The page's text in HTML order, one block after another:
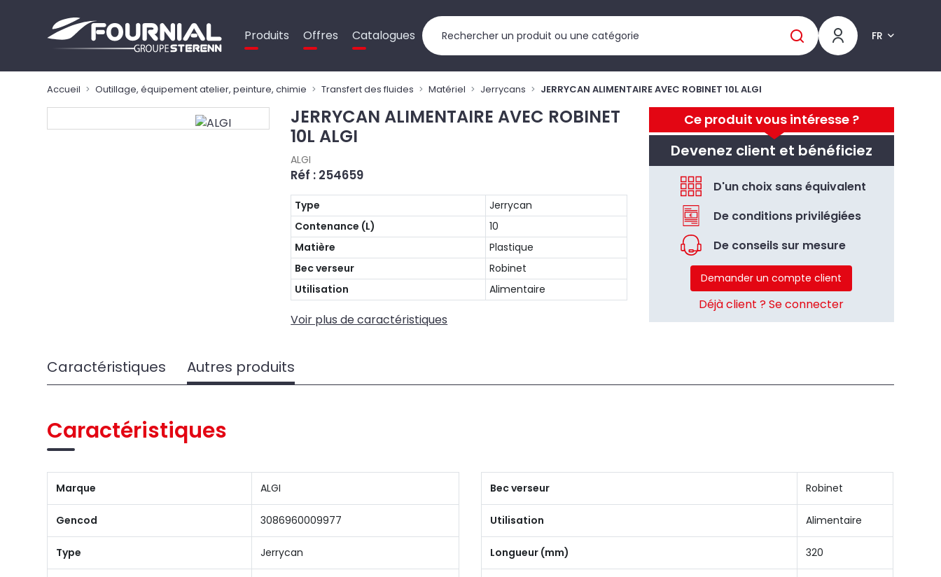
Produits Offres Catalogues FR
Accueil Outillage, équipement atelier, peinture, chimie Transfert des fluides Matériel Jerrycans JERRYCAN ALIMENTAIRE AVEC ROBINET 10L ALGI
Ce produit vous intéresse ?
Devenez client et bénéficiez
D'un choix sans équivalent
De conditions privilégiées
De conseils sur mesure
Demander un compte client
Déjà client ? Se connecter
JERRYCAN ALIMENTAIRE AVEC ROBINET
10L ALGI
ALGI
Réf : 254659
Type
Jerrycan
Contenance (L)
10
Matière
Plastique
Bec verseur
Robinet
Utilisation
Alimentaire
Voir plus de caractéristiques
Caractéristiques Autres produits
Caractéristiques
Marque ALGI
Gencod 3086960009977
Type Jerrycan
Bec verseur Robinet
Utilisation Alimentaire
Longueur (mm) 320